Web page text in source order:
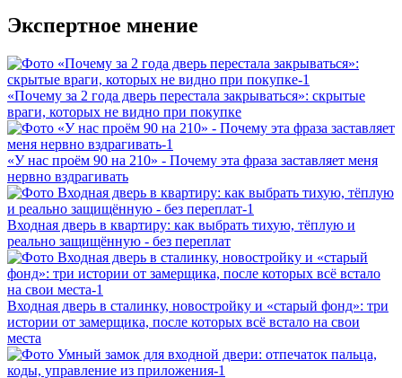
Экспертное мнение
«Почему за 2 года дверь перестала закрываться»: скрытые
враги, которых не видно при покупке
«У нас проём 90 на 210» - Почему эта фраза заставляет меня
нервно вздрагивать
Входная дверь в квартиру: как выбрать тихую, тёплую и
реально защищённую - без переплат
Входная дверь в сталинку, новостройку и «старый фонд»: три
истории от замерщика, после которых всё встало на свои
места